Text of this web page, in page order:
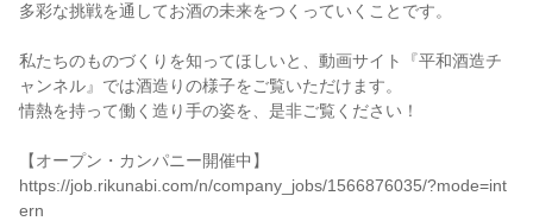
多彩な挑戦を通してお酒の未来をつくっていくことです。
私たちのものづくりを知ってほしいと、動画サイト『平和酒造チ
ャンネル』では酒造りの様子をご覧いただけます。
情熱を持って働く造り手の姿を、是非ご覧ください！
【オープン・カンパニー開催中】
https://job.rikunabi.com/n/company_jobs/1566876035/?mode=int
ern